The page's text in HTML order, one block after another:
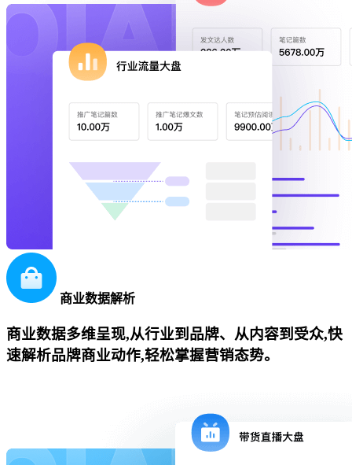
商业数据解析
商业数据多维呈现,从行业到品牌、从内容到受众,快
速解析品牌商业动作,轻松掌握营销态势。